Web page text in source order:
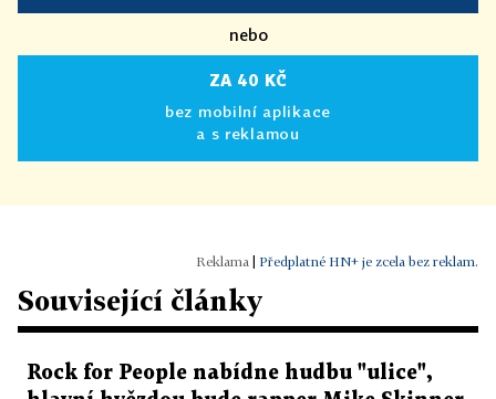
nebo
ZA 40 KČ
bez mobilní aplikace
a s reklamou
Předplatné HN+ je zcela bez reklam.
Související články
Rock for People nabídne hudbu "ulice",